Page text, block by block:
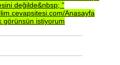
değilde&nbsp; "
Anasayfa
görünsün istiyorum